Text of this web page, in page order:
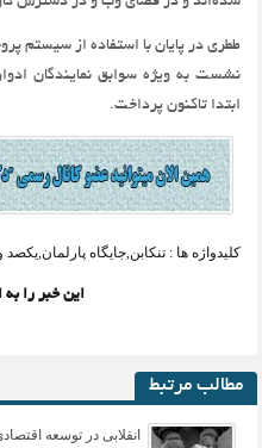
ططری در پایان با استفاده از سیستم
نشست به ویژه سوابق نمایندگان
ابتدا تاکنون پرداخت.
کلیدواژه ها :تنکابن,جایگاه پارلمان,یکصد
این خبر را
مطالب مرتبط
انقلابی در توسعه